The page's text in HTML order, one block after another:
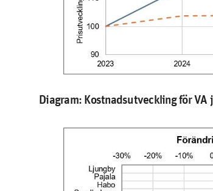
Diagram: Kostnadsutveckling för